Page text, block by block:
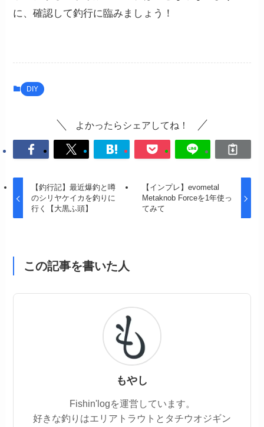
に、確認して釣行に臨みましょう！
DIY
よかったらシェアしてね！
【釣行記】最近爆釣と噂
のシリヤケイカを釣りに
行く【大黒ふ頭】
【インプレ】evometal
Metaknob Forceを1年使っ
てみて
この記事を書いた人
もやし
Fishin'logを運営しています。
好きな釣りはエリアトラウトとタチウオジギン